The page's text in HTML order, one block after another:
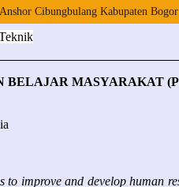
Cibungbulang Kabupaten Bogor